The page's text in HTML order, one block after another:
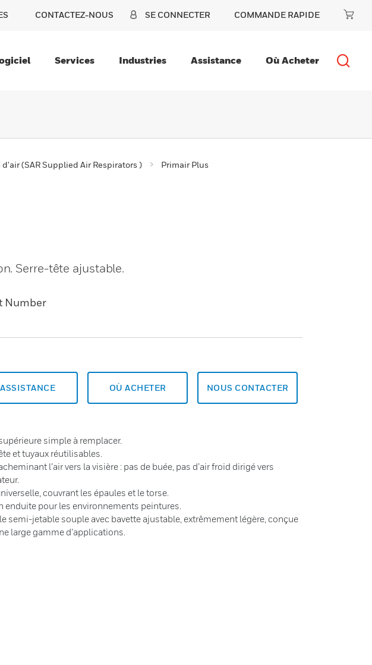
CONTACTEZ-NOUS SE CONNECTER COMMANDE RAPIDE
Services Industries Assistance Où Acheter
(SAR Supplied Air Respirators ) Primair Plus
Serre-tête ajustable.
Number
ASSISTANCE OÙ ACHETER NOUS CONTACTER
simple à remplacer.
et tuyaux réutilisables.
l’air vers la visière : pas de buée, pas d’air froid dirigé vers
couvrant les épaules et le torse.
enduite pour les environnements peintures.
semi-jetable souple avec bavette ajustable, extrêmement légère, conçue
large gamme d’applications.